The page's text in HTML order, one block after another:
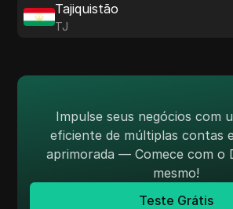
Tajiquistão
TJ
Impulse seus negócios com
eficiente de múltiplas contas
aprimorada — Comece com o
mesmo!
Teste Grátis